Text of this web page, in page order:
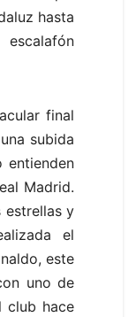
hasta
final
subida
entienden
Madrid.
estrellas y
el
este
uno de
club hace